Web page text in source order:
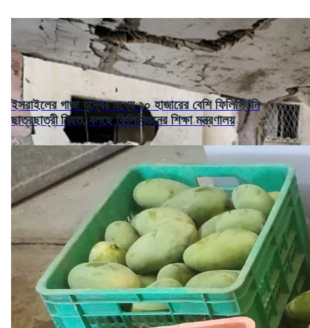
ইসরাইলের গাজা যুদ্ধের মধ্যে ২০ হাজারের বেশি ফিলিস্তিনি
ছাত্রছাত্রী নিহত, বলছে ফিলিস্তিনের শিক্ষা মন্ত্রণালয়